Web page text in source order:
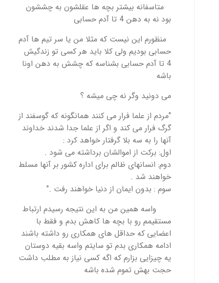
متاسفانه بیشتر بچه ها عقلشون به چششون
بود نه به دهن 4 تا آدم حسابی
منظورم این نیست که مثلا من یا سر تیم ها آدم
حسابی بودیم ولی کلا باید هر کسی تو زندگیش
4 تا آدم حسابی بشناسه که چشش به دهن اونا
باشه
می دونید وگر نه چی میشه ؟
"مردم از علما فرار می کنند همانگونه که گوسفند از
گرگ فرار می کند و اگر از علما جدا شدند خداوند
آنها را به سه بلا گرفتار خواهد کرد :
اول: برکت از اموالشان برداشته می شود .
دوم: انسانهای ظالم برای اداره کشور بر آنها مسلط
خواهند شد .
سوم : بدون ایمان از دنیا خواهند رفت ."
واسه همین من به این نتیجه رسیدم ارتباط
مستقیمم رو با بچه ها کاهش بدم و فقط با
اعضایی که حداقل های همکاری رو داشته باشند
ادامه همکاری بدم تو سایتم واسه بقیه دوستان
یه چیزایی بزارم که اگه کسی نیاز به مطلب داشت
حجت بهش تموم شده باشه